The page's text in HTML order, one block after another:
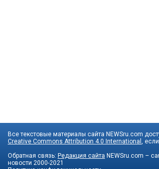
Все текстовые материалы сайта NEWSru.com
Creative Commons Attribution 4.0 International ,
Обратная связь: Редакция сайта NEWSru.com –
новости 2000-2021